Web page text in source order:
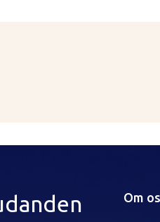
tvättvätskor än
i låg temperatur
Om